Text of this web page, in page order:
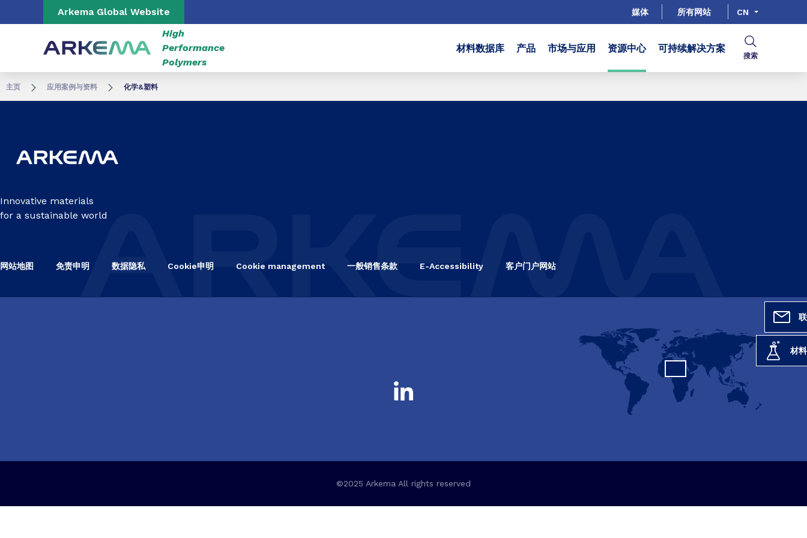
Go to content Go to navigation
Arkema Global Website 媒体 所有网站 CN
High
Performance
Polymers
材料数据库 产品 市场与应用 资源中心 可持续解决方案
搜索
主页 应用案例与资料 化学&塑料
Innovative materials
for a sustainable world
网站地图 免责申明 数据隐私 Cookie申明 Cookie management 一般销售条款 E-Accessibility 客户门户网站
©2025 Arkema All rights reserved